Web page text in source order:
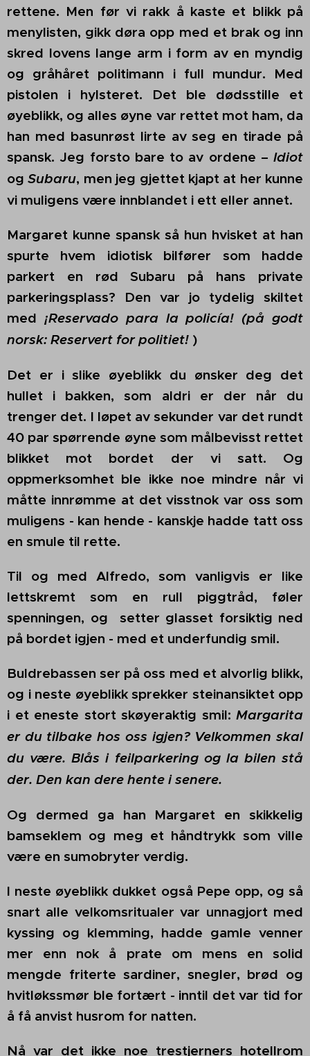
rettene. Men før vi rakk å kaste et blikk på
menylisten, gikk døra opp med et brak og inn
skred lovens lange arm i form av en myndig
og gråhåret politimann i full mundur. Med
pistolen i hylsteret. Det ble dødsstille et
øyeblikk, og alles øyne var rettet mot ham, da
han med basunrøst lirte av seg en tirade på
spansk. Jeg forsto bare to av ordene – Idiot
ogSubaru, men jeg gjettet kjapt at her kunne
vi muligens være innblandet i ett eller annet.
Margaret kunne spansk så hun hvisket at han
spurte hvem idiotisk bilfører som hadde
parkert en rød Subaru på hans private
parkeringsplass? Den var jo tydelig skiltet
med ¡Reservado para la policía! (på godt
norsk: Reservert for politiet! )
Det er i slike øyeblikk du ønsker deg det
hullet i bakken, som aldri er der når du
trenger det. I løpet av sekunder var det rundt
40 par spørrende øyne som målbevisst rettet
blikket mot bordet der vi satt. Og
oppmerksomhet ble ikke noe mindre når vi
måtte innrømme at det visstnok var oss som
muligens - kan hende - kanskje hadde tatt oss
en smule til rette.
Til og med Alfredo, som vanligvis er like
lettskremt som en rull piggtråd, føler
spenningen, og setter glasset forsiktig ned
på bordet igjen - med et underfundig smil.
Buldrebassen ser på oss med et alvorlig blikk,
og i neste øyeblikk sprekker steinansiktet opp
i et eneste stort skøyeraktig smil: Margarita
er du tilbake hos oss igjen? Velkommen skal
du være. Blås i feilparkering og la bilen stå
der. Den kan dere hente i senere.
Og dermed ga han Margaret en skikkelig
bamseklem og meg et håndtrykk som ville
være en sumobryter verdig.
I neste øyeblikk dukket også Pepe opp, og så
snart alle velkomsritualer var unnagjort med
kyssing og klemming, hadde gamle venner
mer enn nok å prate om mens en solid
mengde friterte sardiner, snegler, brød og
hvitløkssmør ble fortært - inntil det var tid for
å få anvist husrom for natten.
Nå var det ikke noe trestjerners hotellrom